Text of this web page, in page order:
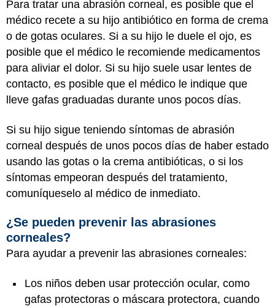
Para tratar una abrasión corneal, es posible que el
médico recete a su hijo antibiótico en forma de crema
o de gotas oculares. Si a su hijo le duele el ojo, es
posible que el médico le recomiende medicamentos
para aliviar el dolor. Si su hijo suele usar lentes de
contacto, es posible que el médico le indique que
lleve gafas graduadas durante unos pocos días.
Si su hijo sigue teniendo síntomas de abrasión
corneal después de unos pocos días de haber estado
usando las gotas o la crema antibióticas, o si los
síntomas empeoran después del tratamiento,
comuníqueselo al médico de inmediato.
¿Se pueden prevenir las abrasiones
corneales?
Para ayudar a prevenir las abrasiones corneales:
Los niños deben usar protección ocular, como
gafas protectoras o máscara protectora, cuando